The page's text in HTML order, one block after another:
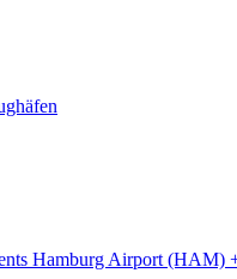
Hamburg Airport (HAM)